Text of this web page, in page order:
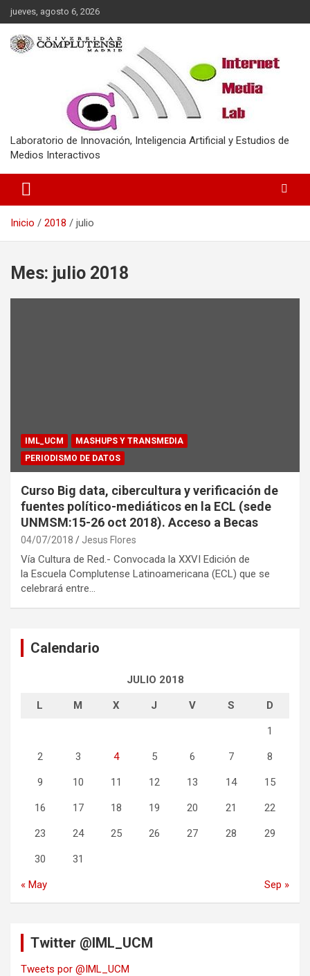
Saltar
al
contenido
jueves, agosto 6, 2026
Laboratorio de Innovación, Inteligencia Artificial y Estudios de
Medios Interactivos
Inicio 2018 julio
Mes: julio 2018
IML_UCM
MASHUPS Y TRANSMEDIA
PERIODISMO DE DATOS
Curso Big data, cibercultura y verificación de
fuentes político-mediáticos en la ECL (sede
UNMSM:15-26 oct 2018). Acceso a Becas
04/07/2018 Jesus Flores
Vía Cultura de Red.- Convocada la XXVI Edición de
la Escuela Complutense Latinoamericana (ECL) que se
celebrará entre…
Calendario
JULIO 2018
L M X J V S D
1
2 3 4 5 6 7 8
9 10 11 12 13 14 15
16 17 18 19 20 21 22
23 24 25 26 27 28 29
30 31
« May Sep »
Twitter @IML_UCM
Tweets por @IML_UCM